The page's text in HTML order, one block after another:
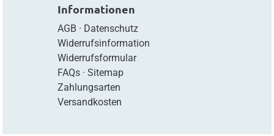
Informationen
AGB · Datenschutz
Widerrufsinformation
Widerrufsformular
FAQs· Sitemap
Zahlungsarten
Versandkosten